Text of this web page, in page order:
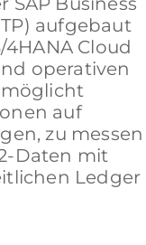
aufgebaut
Cloud
operativen
auf
zu messen
Daten mit
Ledger